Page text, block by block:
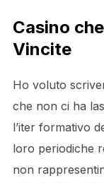
Casino
Vincite
Ho voluto
che non ci ha
l’iter formativo
loro periodiche
non